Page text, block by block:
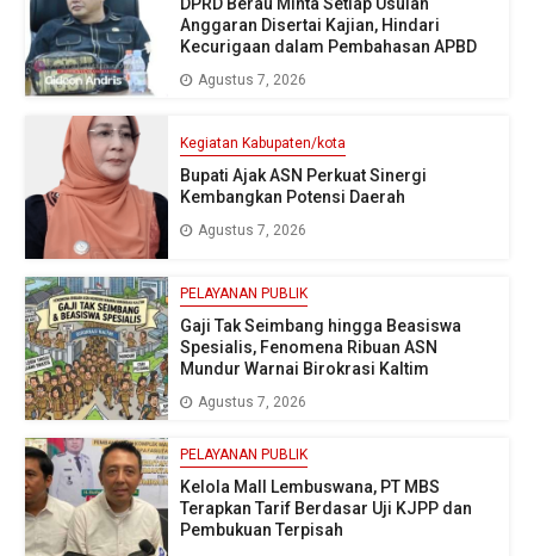
DPRD Berau Minta Setiap Usulan
Anggaran Disertai Kajian, Hindari
Kecurigaan dalam Pembahasan APBD
Agustus 7, 2026
Kegiatan Kabupaten/kota
Bupati Ajak ASN Perkuat Sinergi
Kembangkan Potensi Daerah
Agustus 7, 2026
PELAYANAN PUBLIK
Gaji Tak Seimbang hingga Beasiswa
Spesialis, Fenomena Ribuan ASN
Mundur Warnai Birokrasi Kaltim
Agustus 7, 2026
PELAYANAN PUBLIK
Kelola Mall Lembuswana, PT MBS
Terapkan Tarif Berdasar Uji KJPP dan
Pembukuan Terpisah